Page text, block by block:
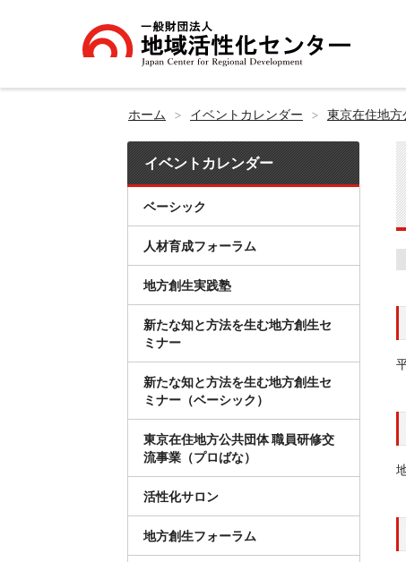
ホーム イベントカレンダー 東京在住地方
イベントカレンダー
ベーシック
人材育成フォーラム
地方創生実践塾
新たな知と方法を生む地方創生セ
ミナー
新たな知と方法を生む地方創生セ
ミナー（ベーシック）
東京在住地方公共団体 職員研修交
流事業（プロばな）
活性化サロン
地方創生フォーラム